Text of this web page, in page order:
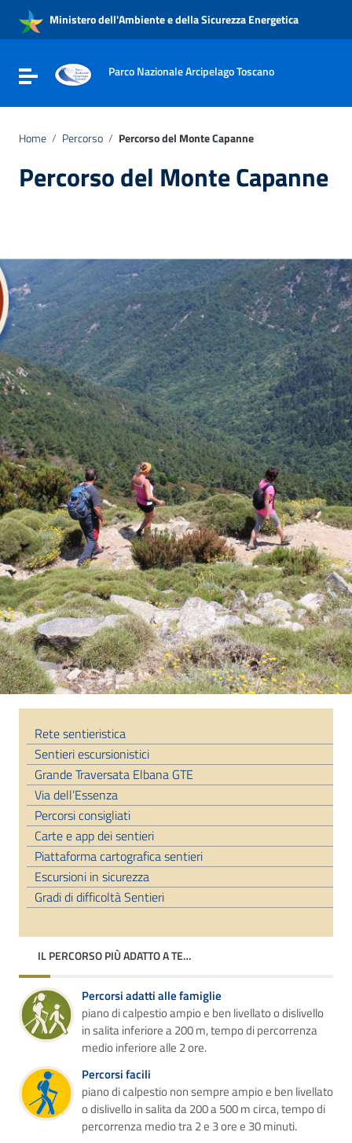
Vai al menu di navigazione
Vai al footer
Ministero dell'Ambiente e della Sicurezza Energetica
Attiva / disattiva la navigazione
Parco Nazionale Arcipelago Toscano
Home / Percorso / Percorso del Monte Capanne
Percorso del Monte Capanne
Rete sentieristica
Sentieri escursionistici
Grande Traversata Elbana GTE
Via dell’Essenza
Percorsi consigliati
Carte e app dei sentieri
Piattaforma cartografica sentieri
Escursioni in sicurezza
Gradi di difficoltà Sentieri
IL PERCORSO PIÙ ADATTO A TE…
Percorsi adatti alle famiglie
piano di calpestio ampio e ben livellato o dislivello
in salita inferiore a 200 m, tempo di percorrenza
medio inferiore alle 2 ore.
Percorsi facili
piano di calpestio non sempre ampio e ben livellato
o dislivello in salita da 200 a 500 m circa, tempo di
percorrenza medio tra 2 e 3 ore e 30 minuti.